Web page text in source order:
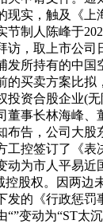
现实，触及《
制人陈峰于
，取上市公
发所持有的中
的买卖方案比
投资合股企业(
董事长林海峰
告，公司大
工控签订了《
动为市人平易
股权。因两边
的《行政惩
变动为“ST太